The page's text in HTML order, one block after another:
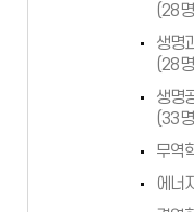
(28
생명
(28
생명
(33
무역
에너